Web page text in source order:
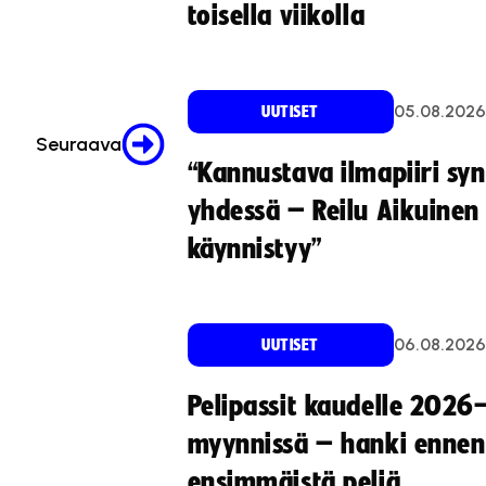
Seuraava
toisella viikolla
UUTISET 05.08.2026
“Kannustava ilmapiiri
yhdessä – Reilu
käynnistyy”
UUTISET 06.08.2026
Pelipassit kaudelle
myynnissä – hanki ennen